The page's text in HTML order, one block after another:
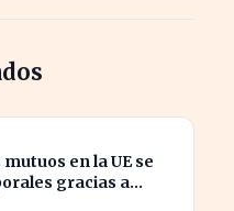
en la UE se
gracias a